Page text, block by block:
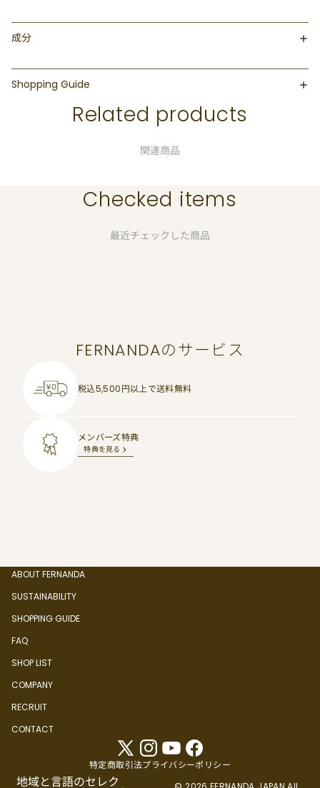
成分
Shopping Guide
Related products
関連商品
Checked items
最近チェックした商品
FERNANDAのサービス
税込5,500円以上で送料無料
メンバーズ特典
特典を見る
ABOUT FERNANDA
SUSTAINABILITY
SHOPPING GUIDE
FAQ
SHOP LIST
COMPANY
RECRUIT
CONTACT
特定商取引法プライバシーポリシー
地域と言語のセレク